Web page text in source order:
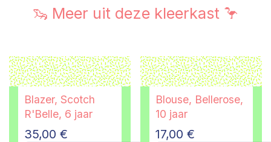
🦦 Meer uit deze kleerkast 🦩
Blazer, Scotch
R'Belle, 6 jaar
35,00 €
Blouse, Bellerose,
10 jaar
17,00 €